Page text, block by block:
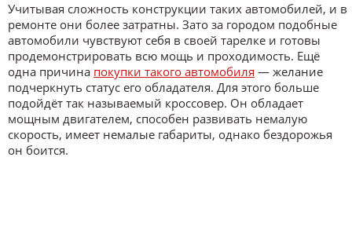
Учитывая сложность конструкции таких автомобилей, и в
ремонте они более затратны. Зато за городом подобные
автомобили чувствуют себя в своей тарелке и готовы
продемонстрировать всю мощь и проходимость. Ещё
одна причина покупки такого автомобиля — желание
подчеркнуть статус его обладателя. Для этого больше
подойдёт так называемый кроссовер. Он обладает
мощным двигателем, способен развивать немалую
скорость, имеет немалые габариты, однако бездорожья
он боится.